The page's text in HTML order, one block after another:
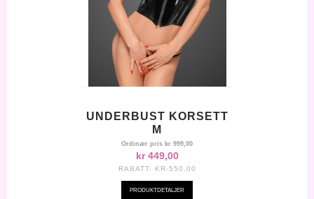
UNDERBUST KORSETT
M
Ordinær pris kr 999,00
kr 449,00
RABATT: KR-550,00
PRODUKTDETALJER